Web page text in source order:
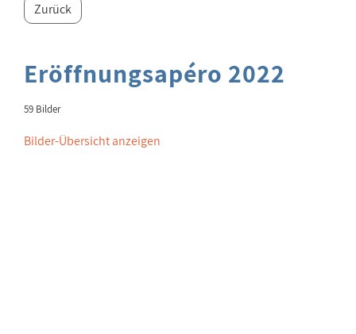
Zurück
Eröffnungsapéro 2022
59 Bilder
Bilder-Übersicht anzeigen